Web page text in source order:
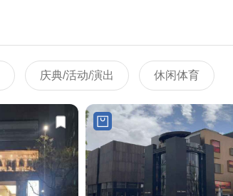
庆典/活动/演出 休闲体育